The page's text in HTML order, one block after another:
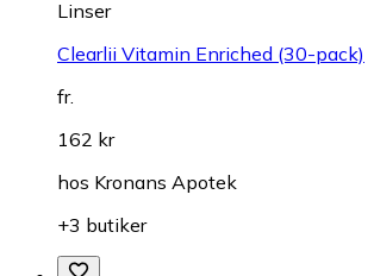
Linser
Clearlii Vitamin Enriched (30-pack)
fr.
162 kr
hos Kronans Apotek
+3 butiker